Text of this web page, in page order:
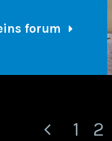
forum
Vorige
1 2